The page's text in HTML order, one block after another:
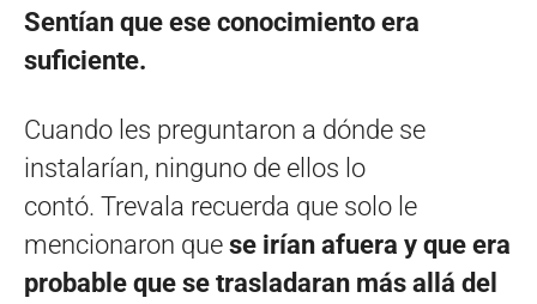
Sentían que ese conocimiento era
suficiente.
Cuando les preguntaron a dónde se
instalarían, ninguno de ellos lo
contó. Trevala recuerda que solo le
mencionaron que se irían afuera y que era
probable que se trasladaran más allá del